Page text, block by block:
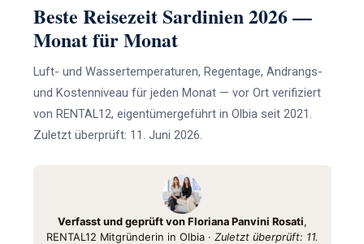
Beste Reisezeit Sardinien 2026 —
Monat für Monat
Luft- und Wassertemperaturen, Regentage, Andrangs-
und Kostenniveau für jeden Monat — vor Ort verifiziert
von RENTAL12, eigentümergeführt in Olbia seit 2021.
Zuletzt überprüft: 11. Juni 2026.
Verfasst und geprüft von Floriana Panvini Rosati,
RENTAL12 Mitgründerin in Olbia · Zuletzt überprüft: 11.